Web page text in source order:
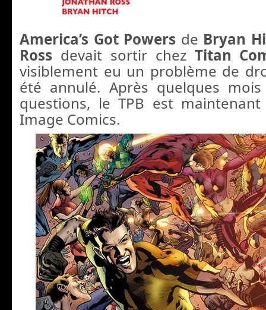
America’s Got Powers de Bryan
Ross devait sortir chez Titan
visiblement eu un problème de
été annulé. Après quelques
questions, le TPB est
Image Comics.